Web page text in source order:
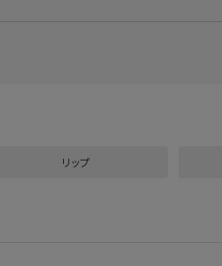
リップ